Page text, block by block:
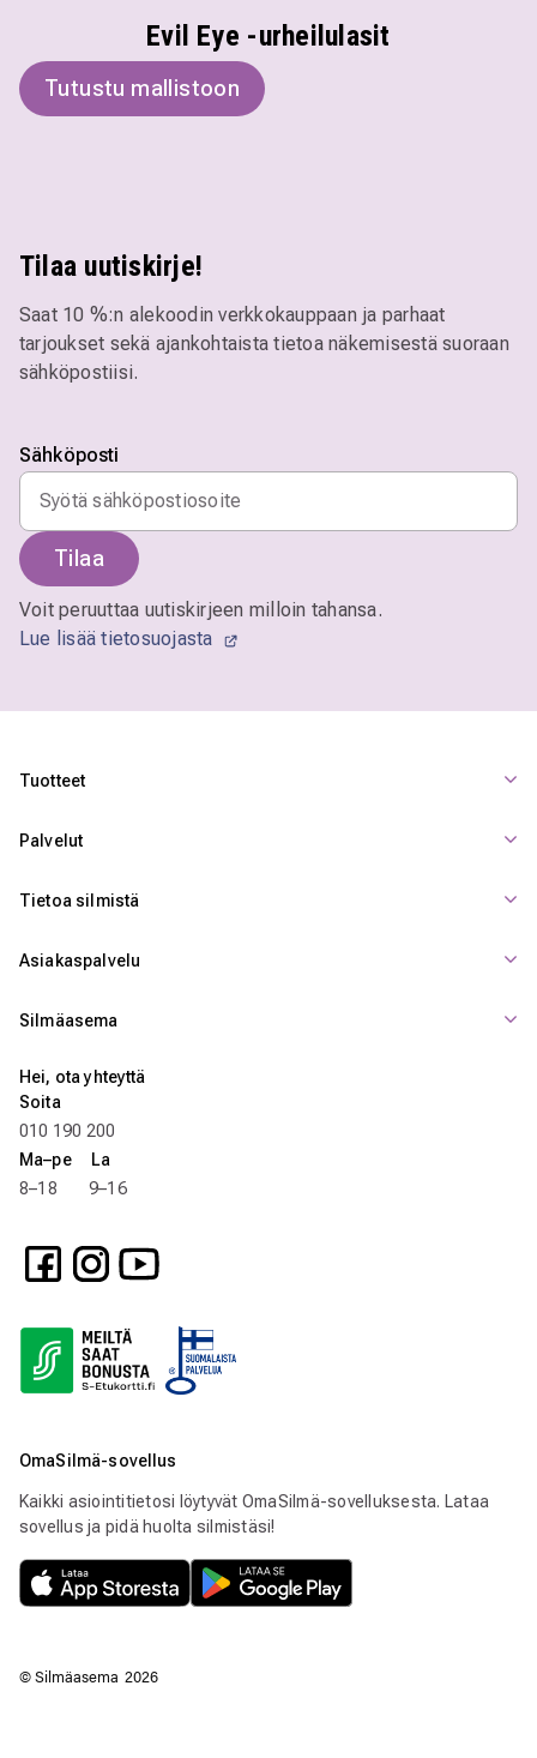
Evil Eye -urheilulasit
Tutustu mallistoon
Tilaa uutiskirje!
Saat 10 %:n alekoodin verkkokauppaan ja parhaat
tarjoukset sekä ajankohtaista tietoa näkemisestä suoraan
sähköpostiisi.
Sähköposti
Tilaa
Voit peruuttaa uutiskirjeen milloin tahansa.
Lue lisää tietosuojasta
Tuotteet
Palvelut
Tietoa silmistä
Asiakaspalvelu
Silmäasema
Hei, ota yhteyttä
Soita
010 190 200
Ma–pe La
8–18 9–16
OmaSilmä-sovellus
Kaikki asiointitietosi löytyvät OmaSilmä-sovelluksesta. Lataa
sovellus ja pidä huolta silmistäsi!
© Silmäasema 2026